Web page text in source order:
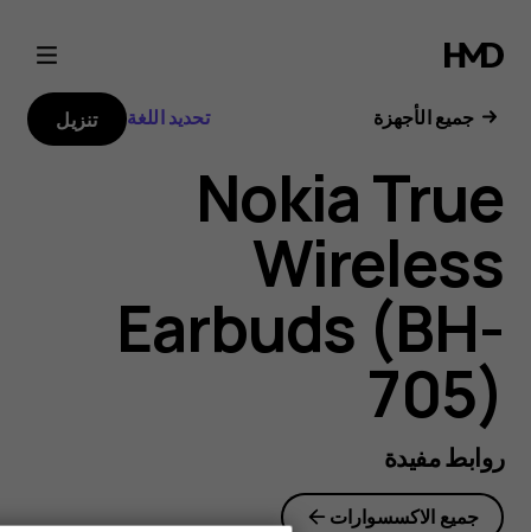
Nokia
True
Wireless
Earbuds
user
guide
جميع الأجهزة تحديد اللغة تنزيل
Nokia True
Wireless
Earbuds (BH-
705)
روابط مفيدة
جميع الاكسسوارات